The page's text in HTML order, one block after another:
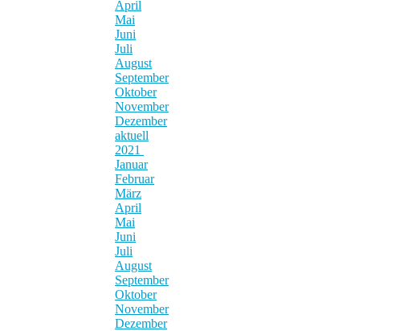
April
Mai
Juni
Juli
August
September
Oktober
November
Dezember
aktuell
2021
Januar
Februar
März
April
Mai
Juni
Juli
August
September
Oktober
November
Dezember